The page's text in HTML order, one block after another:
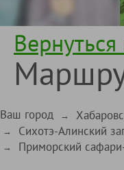
Ваш город →
→
Сихотэ-Алинский
→ Приморский